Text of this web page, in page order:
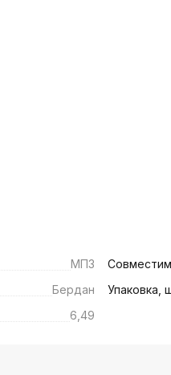
МПЗ
Бердан Упаковка,
6,49